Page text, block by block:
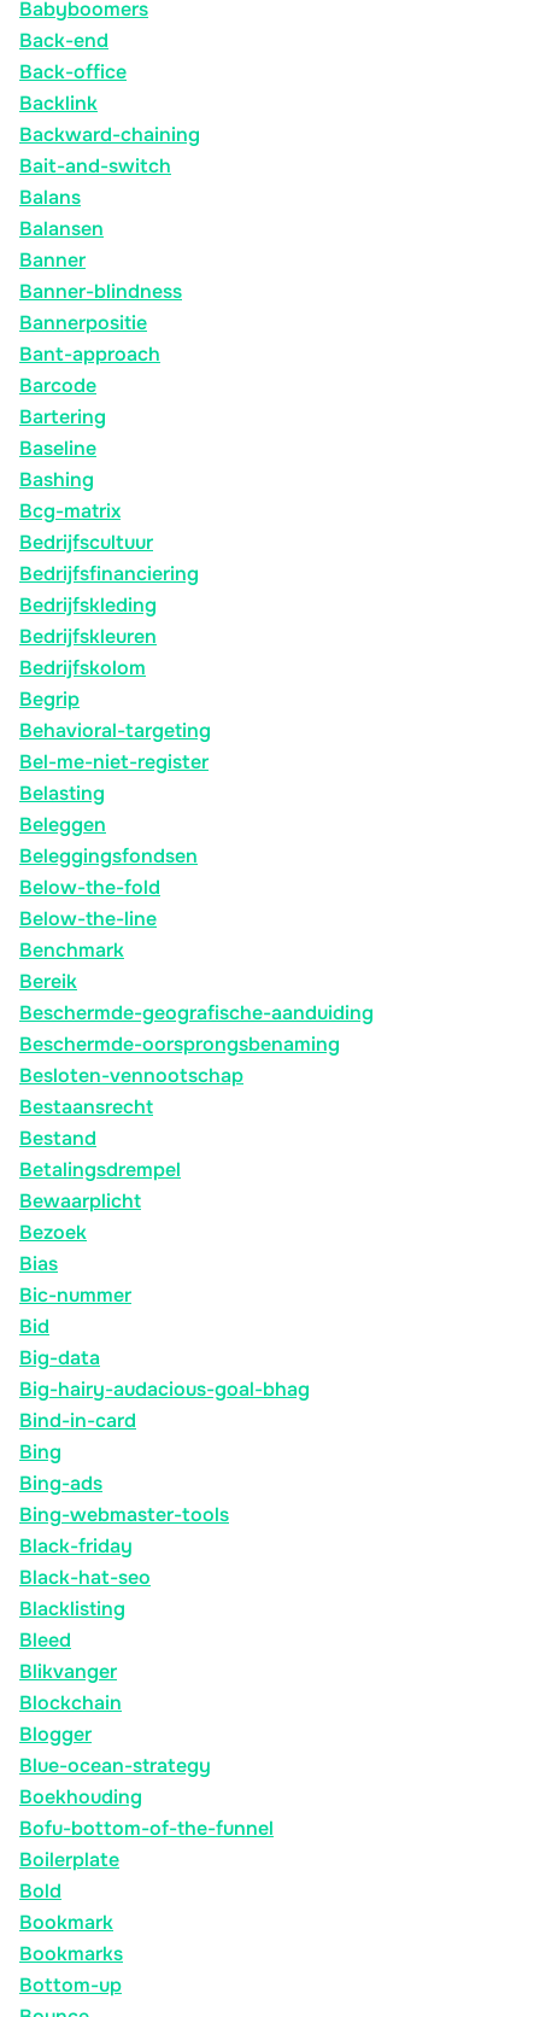
Babyboomers
Back-end
Back-office
Backlink
Backward-chaining
Bait-and-switch
Balans
Balansen
Banner
Banner-blindness
Bannerpositie
Bant-approach
Barcode
Bartering
Baseline
Bashing
Bcg-matrix
Bedrijfscultuur
Bedrijfsfinanciering
Bedrijfskleding
Bedrijfskleuren
Bedrijfskolom
Begrip
Behavioral-targeting
Bel-me-niet-register
Belasting
Beleggen
Beleggingsfondsen
Below-the-fold
Below-the-line
Benchmark
Bereik
Beschermde-geografische-aanduiding
Beschermde-oorsprongsbenaming
Besloten-vennootschap
Bestaansrecht
Bestand
Betalingsdrempel
Bewaarplicht
Bezoek
Bias
Bic-nummer
Bid
Big-data
Big-hairy-audacious-goal-bhag
Bind-in-card
Bing
Bing-ads
Bing-webmaster-tools
Black-friday
Black-hat-seo
Blacklisting
Bleed
Blikvanger
Blockchain
Blogger
Blue-ocean-strategy
Boekhouding
Bofu-bottom-of-the-funnel
Boilerplate
Bold
Bookmark
Bookmarks
Bottom-up